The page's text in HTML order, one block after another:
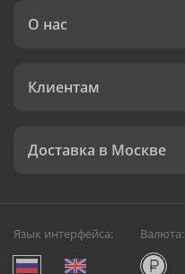
О нас
Клиентам
Доставка в Москве
Язык интерфейса: Валюта: